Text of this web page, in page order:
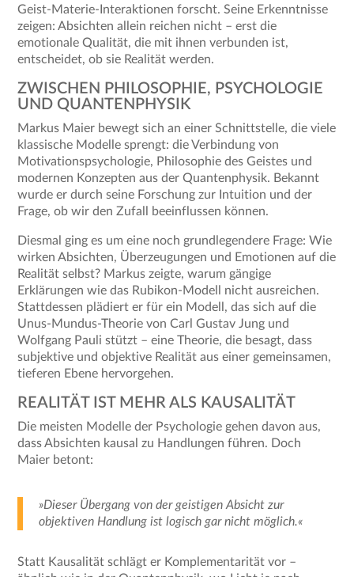
Geist-Materie-Interaktionen forscht. Seine Erkenntnisse
zeigen: Absichten allein reichen nicht – erst die
emotionale Qualität, die mit ihnen verbunden ist,
entscheidet, ob sie Realität werden.
ZWISCHEN PHILOSOPHIE, PSYCHOLOGIE
UND QUANTENPHYSIK
Markus Maier bewegt sich an einer Schnittstelle, die viele
klassische Modelle sprengt: die Verbindung von
Motivationspsychologie, Philosophie des Geistes und
modernen Konzepten aus der Quantenphysik. Bekannt
wurde er durch seine Forschung zur Intuition und der
Frage, ob wir den Zufall beeinflussen können.
Diesmal ging es um eine noch grundlegendere Frage: Wie
wirken Absichten, Überzeugungen und Emotionen auf die
Realität selbst? Markus zeigte, warum gängige
Erklärungen wie das Rubikon-Modell nicht ausreichen.
Stattdessen plädiert er für ein Modell, das sich auf die
Unus-Mundus-Theorie von Carl Gustav Jung und
Wolfgang Pauli stützt – eine Theorie, die besagt, dass
subjektive und objektive Realität aus einer gemeinsamen,
tieferen Ebene hervorgehen.
REALITÄT IST MEHR ALS KAUSALITÄT
Die meisten Modelle der Psychologie gehen davon aus,
dass Absichten kausal zu Handlungen führen. Doch
Maier betont:
»Dieser Übergang von der geistigen Absicht zur
objektiven Handlung ist logisch gar nicht möglich.«
Statt Kausalität schlägt er Komplementarität vor –